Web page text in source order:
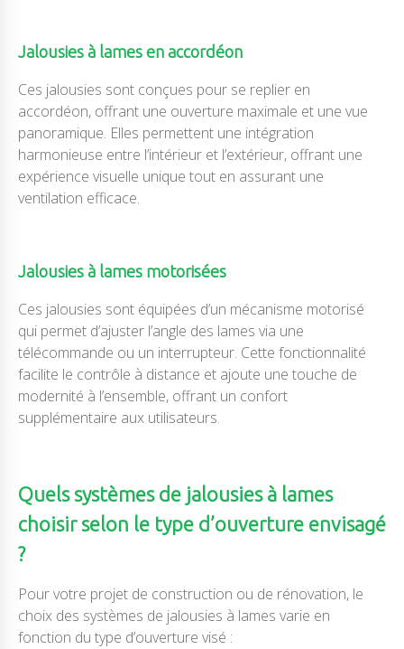
Jalousies à lames en accordéon
Ces jalousies sont conçues pour se replier en
accordéon, offrant une ouverture maximale et une vue
panoramique. Elles permettent une intégration
harmonieuse entre l’intérieur et l’extérieur, offrant une
expérience visuelle unique tout en assurant une
ventilation efficace.
Jalousies à lames motorisées
Ces jalousies sont équipées d’un mécanisme motorisé
qui permet d’ajuster l’angle des lames via une
télécommande ou un interrupteur. Cette fonctionnalité
facilite le contrôle à distance et ajoute une touche de
modernité à l’ensemble, offrant un confort
supplémentaire aux utilisateurs.
Quels systèmes de jalousies à lames
choisir selon le type d’ouverture envisagé
?
Pour votre projet de construction ou de rénovation, le
choix des systèmes de jalousies à lames varie en
fonction du type d’ouverture visé :